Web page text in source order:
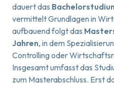
dauert das
vermittelt Grundlagen in
aufbauend folgt das
Jahren, in dem
Controlling oder
Insgesamt umfasst das
zum Masterabschluss. Erst